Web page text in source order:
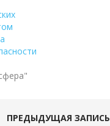
ПРЕДЫДУЩАЯ ЗАПИСЬ